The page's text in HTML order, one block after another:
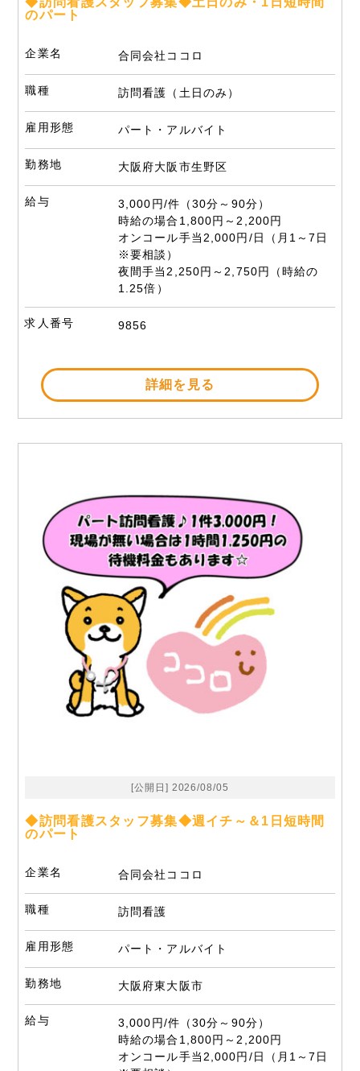
のパート
企業名 合同会社ココロ
職種 訪問看護（土日のみ）
雇用形態 パート・アルバイト
勤務地 大阪府大阪市生野区
給与
3,000円/件（30分～90分）
時給の場合1,800円～2,200円
オンコール手当2,000円/日（月1～7日
※要相談）
夜間手当2,250円～2,750円（時給の
1.25倍）
求人番号 9856
詳細を見る
[公開日] 2026/08/05
◆訪問看護スタッフ募集◆週イチ～＆1日短時間
のパート
企業名 合同会社ココロ
職種 訪問看護
雇用形態 パート・アルバイト
勤務地 大阪府東大阪市
給与
3,000円/件（30分～90分）
時給の場合1,800円～2,200円
オンコール手当2,000円/日（月1～7日